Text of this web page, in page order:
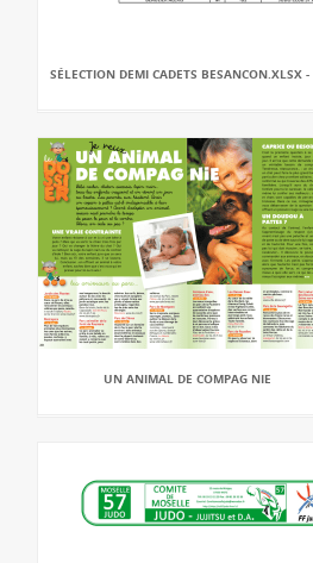
SÉLECTION DEMI CADETS BESANCON.XLSX
UN ANIMAL DE COMPAG NIE